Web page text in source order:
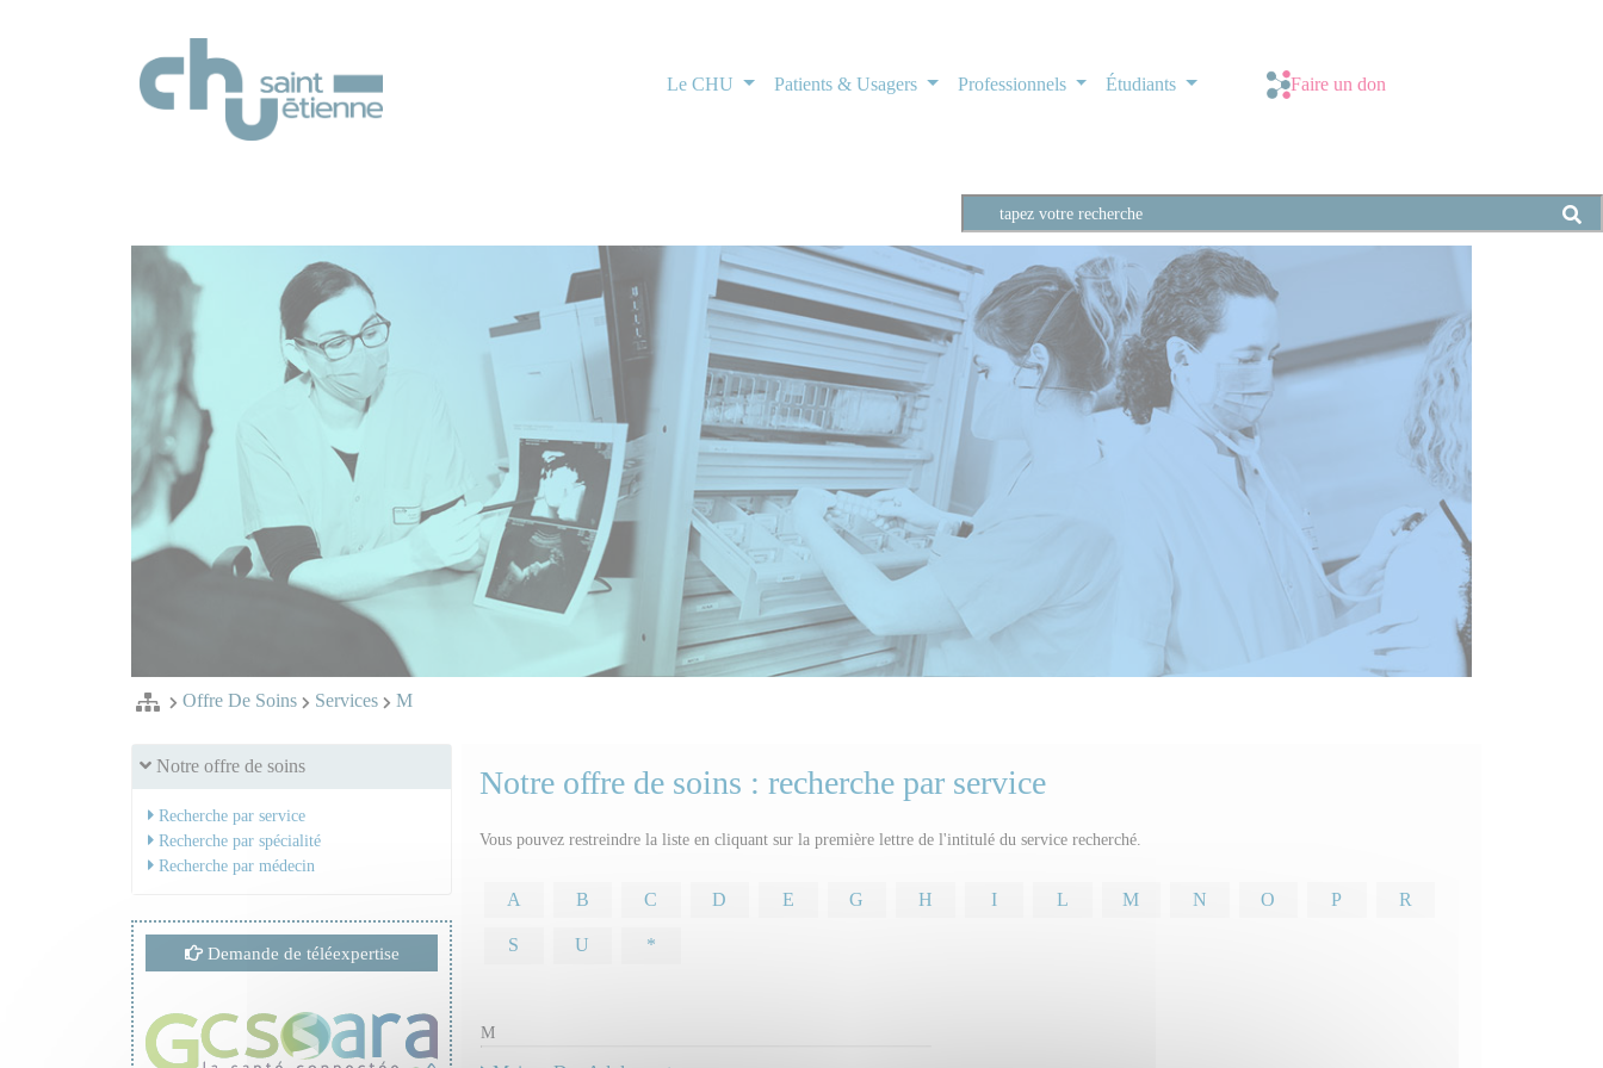
Le CHU Patients & Usagers Professionnels Étudiants Faire un don
Offre De Soins Services M
Notre offre de soins
Recherche par service
Recherche par spécialité
Recherche par médecin
Demande de téléexpertise
Notre offre de soins : recherche par service
Vous pouvez restreindre la liste en cliquant sur la première lettre de l'intitulé du service recherché.
A B C D E G H I L M N O P R
S U *
M